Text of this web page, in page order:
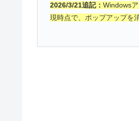
2026/3/21追記：Windows
現時点で、ポップアップを